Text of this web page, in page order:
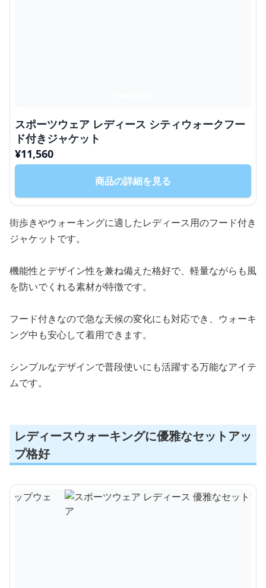
スポーツウェア レディース シティウォークフー
ド付きジャケット
¥11,560
商品の詳細を見る
街歩きやウォーキングに適したレディース用のフード付き
ジャケットです。
機能性とデザイン性を兼ね備えた格好で、軽量ながらも風
を防いでくれる素材が特徴です。
フード付きなので急な天候の変化にも対応でき、ウォーキ
ング中も安心して着用できます。
シンプルなデザインで普段使いにも活躍する万能なアイテ
ムです。
レディースウォーキングに優雅なセットアッ
プ格好